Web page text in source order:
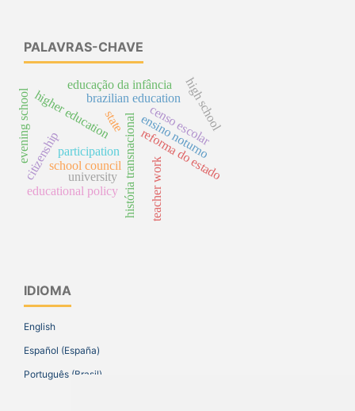
PALAVRAS-CHAVE
história transnacional
brazilian education
school council
citizenshipparticipation reforma do estado
higher education
university
educational policy
ensino noturno
high school
evening school
educação da infância
censo escolar
teacher work
state
IDIOMA
English
Español (España)
Português (Brasil)